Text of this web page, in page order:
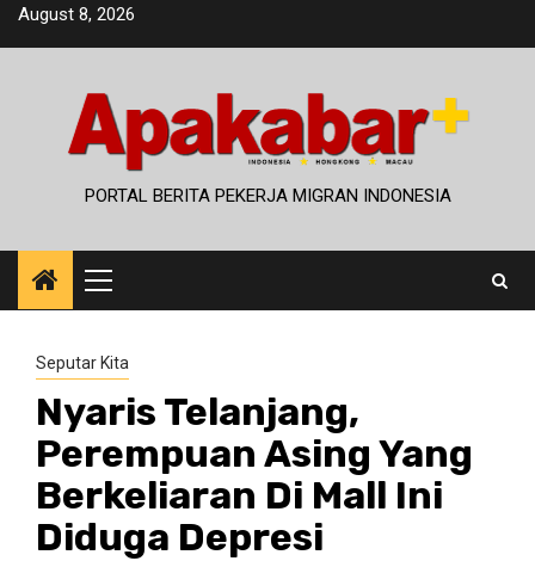
SkipAugust 8, 2026
PORTAL BERITA PEKERJA MIGRAN INDONESIA
Primary
Menu
Seputar Kita
Nyaris Telanjang,
Perempuan Asing Yang
Berkeliaran Di Mall Ini
Diduga Depresi